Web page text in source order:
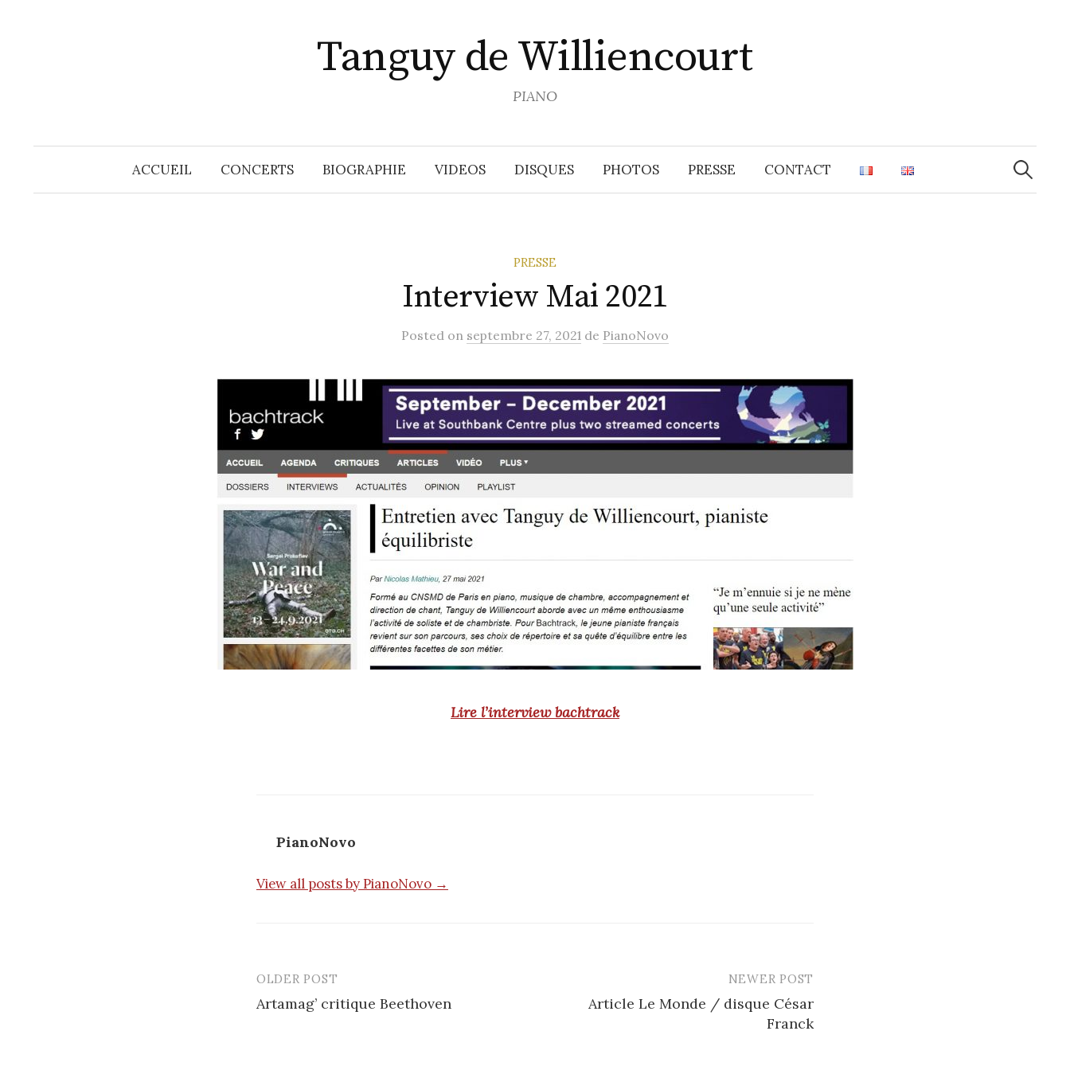
Tanguy de Williencourt
PIANO
ACCUEIL CONCERTS BIOGRAPHIE VIDEOS DISQUES PHOTOS PRESSE CONTACT
PRESSE
Interview Mai 2021
Posted on septembre 27, 2021 de PianoNovo
Lire l’interview bachtrack
PianoNovo
View all posts by PianoNovo →
Post
navigation
OLDER POST
Artamag’ critique Beethoven
NEWER POST
Article Le Monde / disque César
Franck